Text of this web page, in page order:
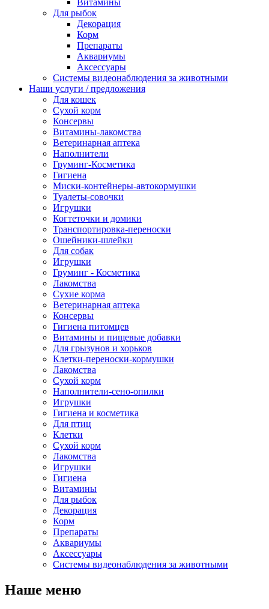
Для рыбок
Декорация
Корм
Препараты
Аквариумы
Аксессуары
Cистемы видеонаблюдения за животными
Наши услуги / предложения
Для кошек
Сухой корм
Консервы
Витамины-лакомства
Ветеринарная аптека
Наполнители
Груминг-Косметика
Гигиена
Миски-контейнеры-автокормушки
Туалеты-совочки
Игрушки
Когтеточки и домики
Транспортировка-переноски
Ошейники-шлейки
Для собак
Игрушки
Груминг - Косметика
Лакомства
Сухие корма
Ветеринарная аптека
Консервы
Гигиена питомцев
Витамины и пищевые добавки
Для грызунов и хорьков
Клетки-переноски-кормушки
Лакомства
Сухой корм
Наполнители-сено-опилки
Игрушки
Гигиена и косметика
Для птиц
Клетки
Сухой корм
Лакомства
Игрушки
Гигиена
Витамины
Для рыбок
Декорация
Корм
Препараты
Аквариумы
Аксессуары
Cистемы видеонаблюдения за животными
Наше меню